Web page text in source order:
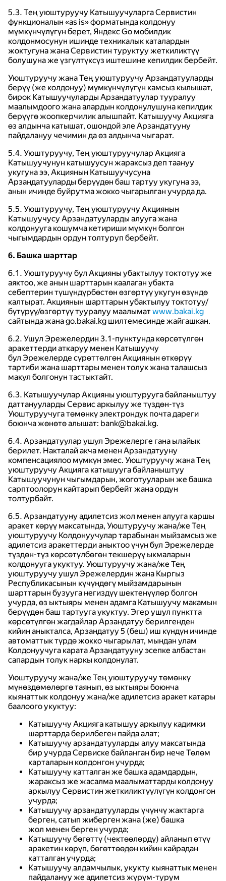
5.3. Тең уюштуруучу Катышуучуларга Сервистин
функционалын «as is» форматында колдонуу
мүмкүнчүлүгүн берет, Яндекс Go мобилдик
колдонмосунун ишинде техникалык каталардын
жоктугуна жана Сервистин туруктуу жеткиликтүү
болушуна же үзгүлтүксүз иштешине кепилдик бербейт.
Уюштуруучу жана Тең уюштуруучу Арзандатууларды
берүү (же колдонуу) мүмкүнчүлүгүн камсыз кылышат,
бирок Катышуучуларды Арзандатуулар тууралуу
маалымдоого жана алардын колдонулушуна кепилдик
берүүгө жоопкерчилик алышпайт. Катышуучу Акцияга
өз алдынча катышат, ошондой эле Арзандатууну
пайдалануу чечимин да өз алдынча чыгарат.
5.4. Уюштуруучу, Тең уюштуруучулар Акцияга
Катышуучунун катышуусун жараксыз деп таануу
укугуна ээ, Акциянын Катышуучусуна
Арзандатууларды берүүдөн баш тартуу укугуна ээ,
анын ичинде буйрутма жокко чыгарылган учурда да.
5.5. Уюштуруучу, Тең уюштуруучу Акциянын
Катышуучусу Арзандатууларды алууга жана
колдонууга кошумча кетириши мүмкүн болгон
чыгымдардын ордун толтуруп бербейт.
6. Башка шарттар
6.1. Уюштуруучу бул Акцияны убактылуу токтотуу же
аяктоо, же анын шарттарын каалаган убакта
себептерин түшүндүрбөстөн өзгөртүү укугун өзүндө
калтырат. Акциянын шарттарын убактылуу токтотуу/
бүтүрүү/өзгөртүү тууралуу маалыматwww.bakai.kg
сайтында жана go.bakai.kg шилтемесинде жайгашкан.
6.2. Ушул Эрежелердин 3.1-пунктунда көрсөтүлгөн
аракеттерди аткаруу менен Катышуучу
бул Эрежелерде сүрөттөлгөн Акциянын өткөрүү
тартиби жана шарттары менен толук жана талашсыз
макул болгонун тастыктайт.
6.3. Катышуучулар Акцияны уюштурууга байланыштуу
даттанууларды Сервис аркылуу же түздөн-түз
Уюштуруучуга төмөнкү электрондук почта дареги
боюнча жөнөтө алышат: bank@bakai.kg.
6.4. Арзандатуулар ушул Эрежелерге гана ылайык
берилет. Накталай акча менен Арзандатууну
компенсациялоо мүмкүн эмес. Уюштуруучу жана Тең
уюштуруучу Акцияга катышууга байланыштуу
Катышуучунун чыгымдарын, жоготууларын же башка
сарптоолорун кайтарып бербейт жана ордун
толтурбайт.
6.5. Арзандатууну адилетсиз жол менен алууга каршы
аракет көрүү максатында, Уюштуруучу жана/же Тең
уюштуруучу Колдонуучулар тарабынан мыйзамсыз же
адилетсиз аракеттерди аныктоо үчүн бул Эрежелерде
түздөн-түз көрсөтүлбөгөн текшерүү ыкмаларын
колдонууга укуктуу. Уюштуруучу жана/же Тең
уюштуруучу ушул Эрежелердин жана Кыргыз
Республикасынын күчүндөгү мыйзамдарынын
шарттарын бузууга негиздүү шектенүүлөр болгон
учурда, өз ыктыяры менен адамга Катышуучу макамын
берүүдөн баш тартууга укуктуу. Эгер ушул пунктта
көрсөтүлгөн жагдайлар Арзандатуу берилгенден
кийин аныкталса, Арзандатуу 5 (беш) иш күндүн ичинде
автоматтык түрдө жокко чыгарылат, мындан улам
Колдонуучуга карата Арзандатууну эсепке албастан
сапардын толук наркы колдонулат.
Уюштуруучу жана/же Тең уюштуруучу төмөнкү
мүнөздөмөлөргө таянып, өз ыктыяры боюнча
кыянаттык колдонуу жана/же адилетсиз аракет катары
баалоого укуктуу:
Катышуучу Акцияга катышуу аркылуу кадимки
шарттарда берилбеген пайда алат;
Катышуучу арзандатууларды алуу максатында
бир учурда Сервиске байланган бир нече Төлөм
карталарын колдонгон учурда;
Катышуучу катталган же башка адамдардын,
жараксыз же жасалма маалыматтарды колдонуу
аркылуу Сервистин жеткиликтүүлүгүн колдонгон
учурда;
Катышуучу арзандатууларды үчүнчү жактарга
берген, сатып жиберген жана (же) башка
жол менен берген учурда;
Катышуучу бөгөттү (чектөөлөрдү) айланып өтүү
аракетин көрүп, бөгөттөөдөн кийин кайрадан
катталган учурда;
Катышуучу алдамчылык, укукту кыянаттык менен
пайдалануу же адилетсиз жүрүм-турум